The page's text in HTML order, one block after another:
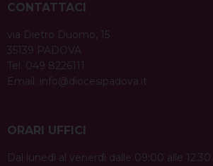
CONTATTACI
via Dietro Duomo, 15
35139 PADOVA
Tel. 049 8226111
Email: info@diocesipadova.it
ORARI UFFICI
Dal lunedì al venerdì dalle 09:00 alle 12:30.